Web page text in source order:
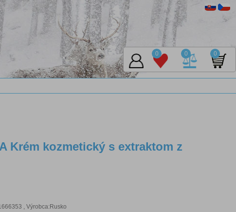
0 0 0
Krém kozmetický s extraktom z
, Výrobca:Rusko